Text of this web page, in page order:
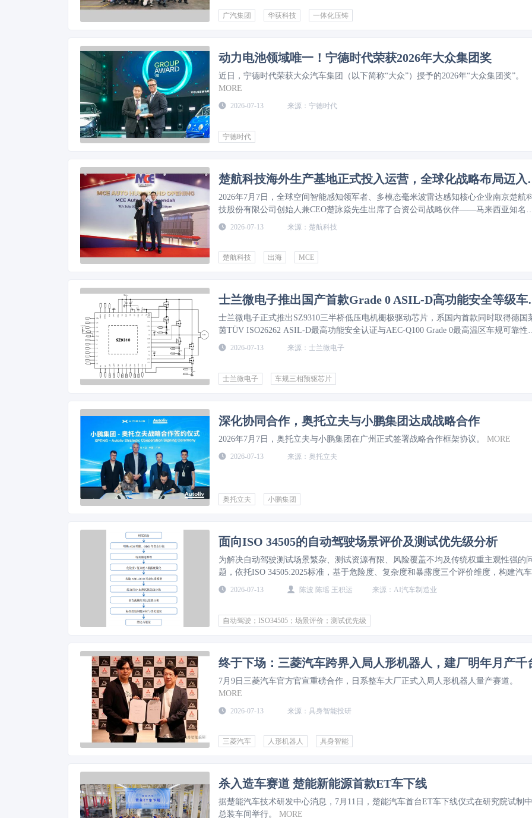
广汽集团 华荻科技 一体化压铸
动力电池领域唯一！宁德时代荣获2026年大众集团奖
近日，宁德时代荣获大众汽车集团（以下简称“大众”）授予的2026年“大众集团奖”。
MORE
2026-07-13 宁德时代
宁德时代
楚航科技海外
2026年7月7日，全球空间智能感知领军者、多模态毫米波雷达感知核心企业南京楚航
技股份有限公司创始人兼CEO楚詠焱先生出席了合资公司战略伙伴——马来西亚知名上
市公司MCE Holdings Berhad位于吉隆坡新工厂的正式启用仪式，标志着双方全面战略合
2026-07-13 楚航科技
楚航科技 出海 MCE
士兰微电子推出
士兰微电子正式推出SZ9310三半桥低压电机栅极驱动芯片，系国内首款同时取得德国
茵TÜV ISO26262 ASIL-D最高功能安全认证与AEC-Q100 Grade 0最高温区车规可靠性
证的车身预驱芯片。凭借全栈自研核心技术，该产品解决国内高功能安全等级车身驱动
2026-07-13 士兰微电子
士兰微电子 车规三相预驱芯片
深化协同合作，奥托立夫与小鹏集团达成战略合作
2026年7月7日，奥托立夫与小鹏集团在广州正式签署战略合作框架协议。 MORE
2026-07-13 奥托立夫
奥托立夫 小鹏集团
面向ISO 34505的自动驾驶场景评价及测试优先级分析
为解决自动驾驶测试场景繁杂、测试资源有限、风险覆盖不均及传统权重主观性强的
题，依托ISO 34505:2025标准，基于危险度、复杂度和暴露度三个评价维度，构建汽
全完整性等级（Automotive Safety Integrity Level，ASIL）－设计运行域（Operational
率，可为自动驾驶功能安全及预期功能安全验证提供工程借鉴，助力ISO 34505工程落
2026-07-13 陈波 陈瑶 王积运 AI汽车制造业
自动驾驶；ISO34505；场景评价；测试优先级
终于下场：三菱汽车跨界入局人形机器人，建厂明年月产千
7月9日三菱汽车官方官宣重磅合作，日系整车大厂正式入局人形机器人量产赛道。
MORE
2026-07-13 具身智能投研
三菱汽车 人形机器人 具身智能
杀入造车赛道 楚能新能源首款ET车下线
据楚能汽车技术研发中心消息，7月11日，楚能汽车首台ET车下线仪式在研究院试制
总装车间举行。
MORE